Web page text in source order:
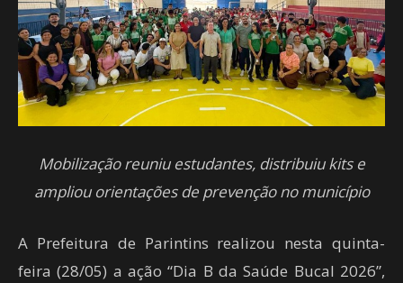
Mobilização reuniu estudantes, distribuiu kits e
ampliou orientações de prevenção no município
A Prefeitura de Parintins realizou nesta quinta-
feira (28/05) a ação “Dia B da Saúde Bucal 2026”,